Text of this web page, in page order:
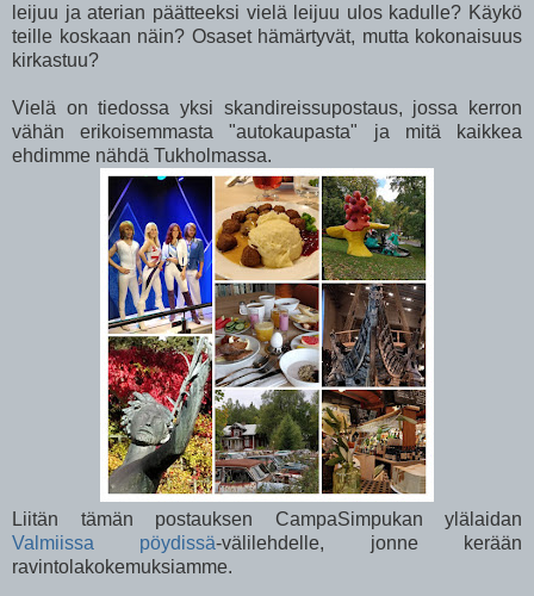
leijuu ja aterian päätteeksi vielä leijuu ulos kadulle? Käykö
teille koskaan näin? Osaset hämärtyvät, mutta kokonaisuus
kirkastuu?
Vielä on tiedossa yksi skandireissupostaus, jossa kerron
vähän erikoisemmasta "autokaupasta" ja mitä kaikkea
ehdimme nähdä Tukholmassa.
Liitän tämän postauksen CampaSimpukan ylälaidan
Valmiissa pöydissä-välilehdelle, jonne kerään
ravintolakokemuksiamme.